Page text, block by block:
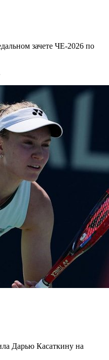
зачете ЧЕ-2026 по
Дарью Касаткину на